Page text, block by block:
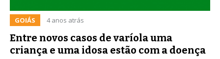
GOIÁS 4 anos atrás
Entre novos casos de varíola uma
criança e uma idosa estão com a doença